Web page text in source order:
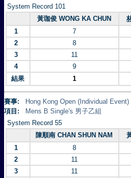
System Record 101
黃珈俊 WONG KA CHUN
1
7
2
8
3
11
4
9
結果
1
賽事:
Hong Kong Open (Individual
項目:
Mens B Single's 男子乙組
System Record 55
陳順南 CHAN SHUN NAM
1
8
2
11
3
11